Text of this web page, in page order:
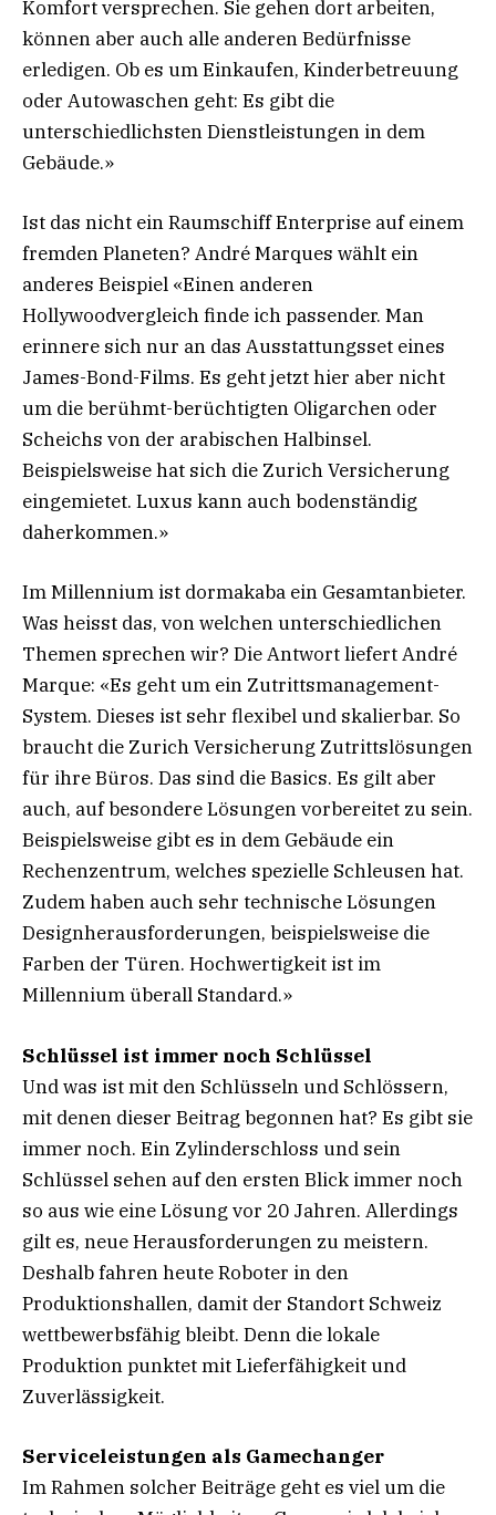
Komfort versprechen. Sie gehen dort arbeiten,
können aber auch alle anderen Bedürfnisse
erledigen. Ob es um Einkaufen, Kinderbetreuung
oder Autowaschen geht: Es gibt die
unterschiedlichsten Dienstleistungen in dem
Gebäude.»
Ist das nicht ein Raumschiff Enterprise auf einem
fremden Planeten? André Marques wählt ein
anderes Beispiel «Einen anderen
Hollywoodvergleich finde ich passender. Man
erinnere sich nur an das Ausstattungsset eines
James-Bond-Films. Es geht jetzt hier aber nicht
um die berühmt-berüchtigten Oligarchen oder
Scheichs von der arabischen Halbinsel.
Beispielsweise hat sich die Zurich Versicherung
eingemietet. Luxus kann auch bodenständig
daherkommen.»
Im Millennium ist dormakaba ein Gesamtanbieter.
Was heisst das, von welchen unterschiedlichen
Themen sprechen wir? Die Antwort liefert André
Marque: «Es geht um ein Zutrittsmanagement-
System. Dieses ist sehr flexibel und skalierbar. So
braucht die Zurich Versicherung Zutrittslösungen
für ihre Büros. Das sind die Basics. Es gilt aber
auch, auf besondere Lösungen vorbereitet zu sein.
Beispielsweise gibt es in dem Gebäude ein
Rechenzentrum, welches spezielle Schleusen hat.
Zudem haben auch sehr technische Lösungen
Designherausforderungen, beispielsweise die
Farben der Türen. Hochwertigkeit ist im
Millennium überall Standard.»
Schlüssel ist immer noch Schlüssel
Und was ist mit den Schlüsseln und Schlössern,
mit denen dieser Beitrag begonnen hat? Es gibt sie
immer noch. Ein Zylinderschloss und sein
Schlüssel sehen auf den ersten Blick immer noch
so aus wie eine Lösung vor 20 Jahren. Allerdings
gilt es, neue Herausforderungen zu meistern.
Deshalb fahren heute Roboter in den
Produktionshallen, damit der Standort Schweiz
wettbewerbsfähig bleibt. Denn die lokale
Produktion punktet mit Lieferfähigkeit und
Zuverlässigkeit.
Serviceleistungen als Gamechanger
Im Rahmen solcher Beiträge geht es viel um die